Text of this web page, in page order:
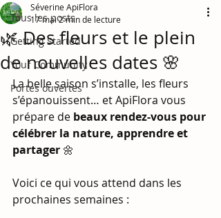
Tous les posts
Getting Started
Your Community
Portes ouvertes
🌿 Des fleurs et le plein
de nouvelles dates 🌸
Séverine ApiFlora
17 mai 2 min de lecture
La belle saison s’installe, les fleurs
s’épanouissent… et ApiFlora vous
prépare de beaux rendez-vous pour
célébrer la nature, apprendre et
partager 🌼
Voici ce qui vous attend dans les
prochaines semaines :